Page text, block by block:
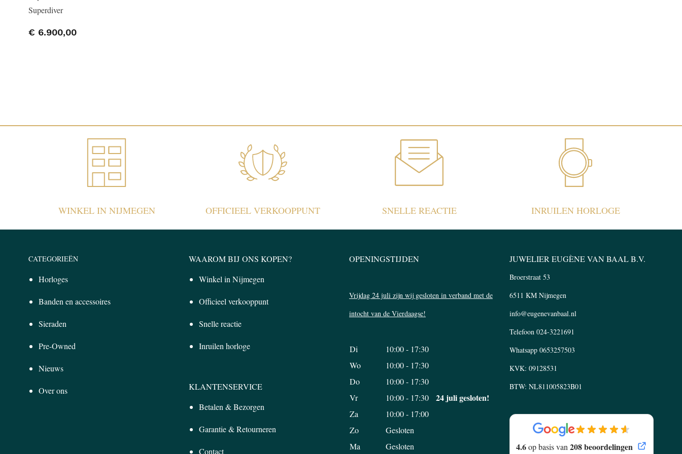
Superdiver
€ 6.900,00
WINKEL IN NIJMEGEN OFFICIEEL VERKOOPPUNT SNELLE REACTIE INRUILEN HORLOGE
CATEGORIEËN
Horloges
Banden en accessoires
Sieraden
Pre-Owned
Nieuws
Over ons
WAAROM BIJ ONS KOPEN?
Winkel in Nijmegen
Officieel verkooppunt
Snelle reactie
Inruilen horloge
KLANTENSERVICE
Betalen & Bezorgen
Garantie & Retourneren
Contact
OPENINGSTIJDEN
Vrijdag 24 juli zijn wij gesloten in verband met de
intocht van de Vierdaagse!
Di
10:00 - 17:30
Wo
10:00 - 17:30
Do
10:00 - 17:30
Vr
10:00 - 17:30 24 juli gesloten!
Za
10:00 - 17:00
Zo
Gesloten
Ma
Gesloten
JUWELIER EUGÈNE VAN BAAL B.V.
Broerstraat 53
6511 KM Nijmegen
info@eugenevanbaal.nl
Telefoon 024-3221691
Whatsapp 0653257503
KVK: 09128531
BTW: NL811005823B01
4.6op basis van208 beoordelingen